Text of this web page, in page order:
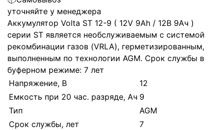
уточняйте у менеджера
Аккумулятор Volta ST 12-9 ( 12V 9Ah / 12В 9Ач )
серии ST является необслуживаемым с системой
рекомбинации газов (VRLA), герметизированным,
выполненным по технологии AGM. Срок службы в
буферном режиме: 7 лет
Напряжение, В
12
Емкость при 20 час. разряде, Ач 9
Тип
AGM
Срок службы, лет
7